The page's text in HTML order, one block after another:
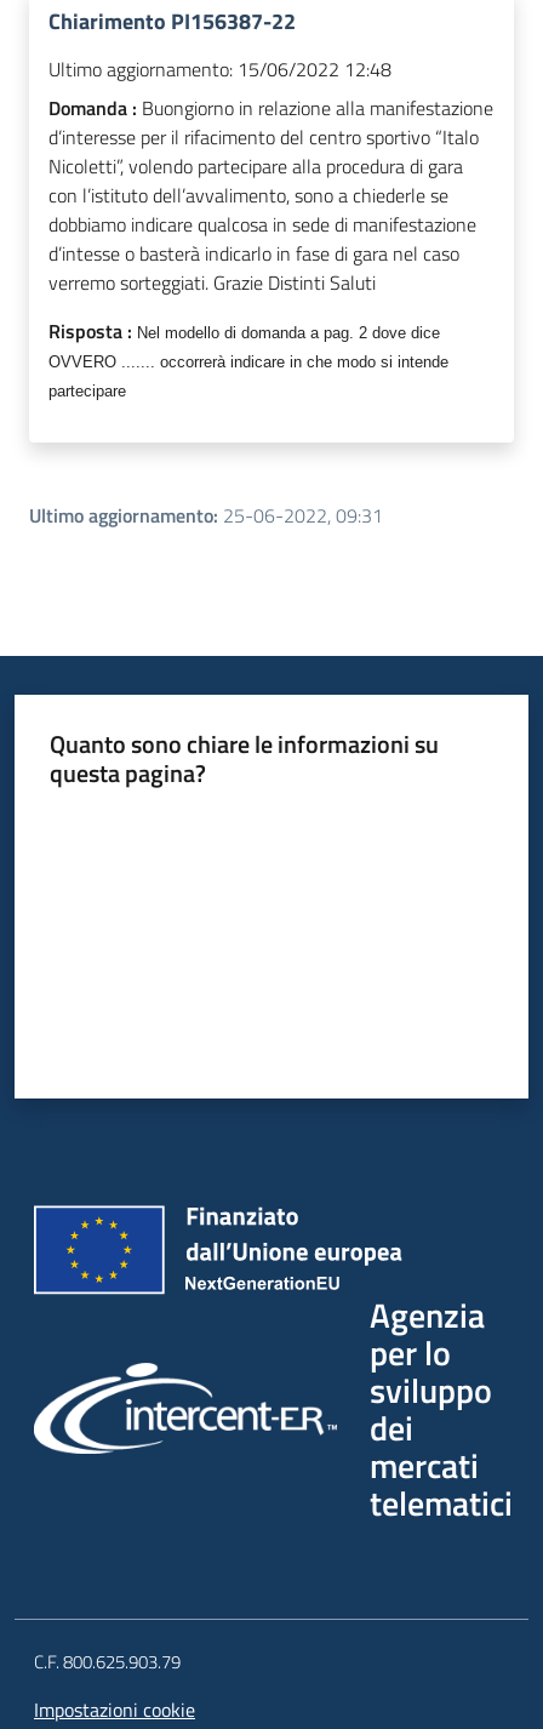
Chiarimento PI156387-22
Ultimo aggiornamento: 15/06/2022 12:48
Domanda : Buongiorno in relazione alla manifestazione
d’interesse per il rifacimento del centro sportivo “Italo
Nicoletti”, volendo partecipare alla procedura di gara
con l’istituto dell’avvalimento, sono a chiederle se
dobbiamo indicare qualcosa in sede di manifestazione
d’intesse o basterà indicarlo in fase di gara nel caso
verremo sorteggiati. Grazie Distinti Saluti
Risposta : Nel modello di domanda a pag. 2 dove dice
OVVERO ....... occorrerà indicare in che modo si intende
partecipare
Ultimo aggiornamento: 25-06-2022, 09:31
Quanto sono chiare le informazioni su
questa pagina?
Agenzia
per lo
sviluppo
dei
mercati
telematici
C.F. 800.625.903.79
Impostazioni cookie